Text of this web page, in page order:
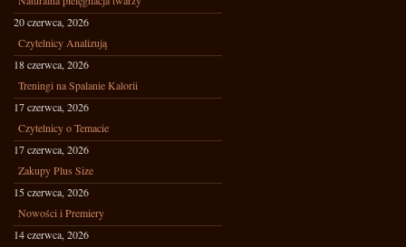
20 czerwca, 2026
Czytelnicy Analizują
18 czerwca, 2026
Treningi na Spalanie Kalorii
17 czerwca, 2026
Czytelnicy o Temacie
17 czerwca, 2026
Zakupy Plus Size
15 czerwca, 2026
Nowości i Premiery
14 czerwca, 2026